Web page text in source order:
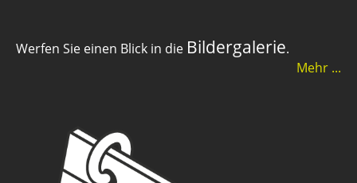
Werfen Sie einen Blick in die Bildergalerie.
Mehr ...